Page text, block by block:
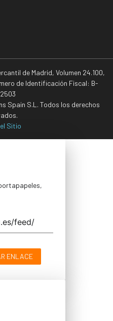
de Madrid, Volumen 24.100,
de Identificación Fiscal: B-
Spain S.L. Todos los derechos
Sitio
ENLACE